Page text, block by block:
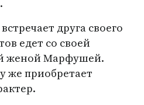
друга своего
едет со своей
женой Марфушей.
же приобретает